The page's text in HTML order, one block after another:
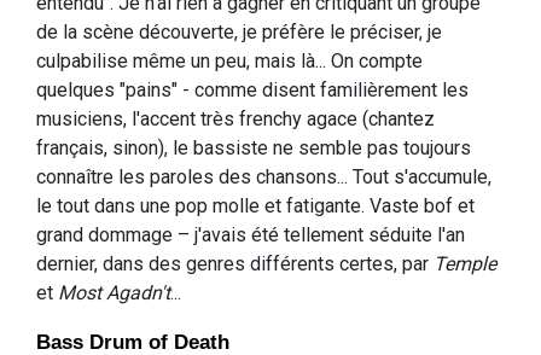
de la scène découverte, je préfère le préciser, je
culpabilise même un peu, mais là... On compte
quelques "pains" - comme disent familièrement les
musiciens, l'accent très frenchy agace (chantez
français, sinon), le bassiste ne semble pas toujours
connaître les paroles des chansons... Tout s'accumule,
le tout dans une pop molle et fatigante. Vaste bof et
grand dommage – j'avais été tellement séduite l'an
dernier, dans des genres différents certes, par Temple
et Most Agadn't...
Bass Drum of Death